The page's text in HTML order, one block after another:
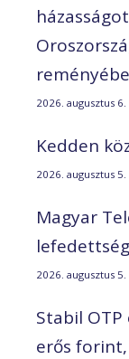
2026. augusztus 6.
Kedden
2026. augusztus 5.
Magyar
2026. augusztus 5.
Stabil
erős